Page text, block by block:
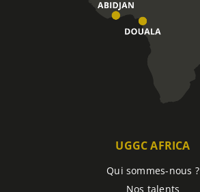
UGGC AFRICA
Qui sommes-nous ?
Nos talents